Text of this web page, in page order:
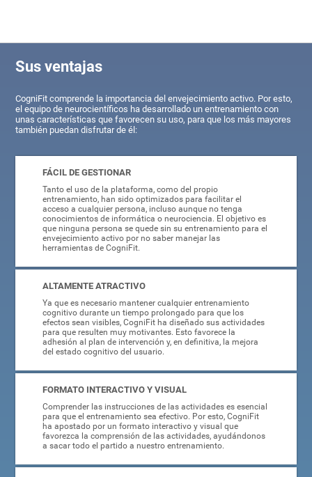
Sus ventajas
CogniFit comprende la importancia del envejecimiento activo. Por esto,
el equipo de neurocientíficos ha desarrollado un entrenamiento con
unas características que favorecen su uso, para que los más mayores
también puedan disfrutar de él:
FÁCIL DE GESTIONAR
Tanto el uso de la plataforma, como del propio
entrenamiento, han sido optimizados para facilitar el
acceso a cualquier persona, incluso aunque no tenga
conocimientos de informática o neurociencia. El objetivo es
que ninguna persona se quede sin su entrenamiento para el
envejecimiento activo por no saber manejar las
herramientas de CogniFit.
ALTAMENTE ATRACTIVO
Ya que es necesario mantener cualquier entrenamiento
cognitivo durante un tiempo prolongado para que los
efectos sean visibles, CogniFit ha diseñado sus actividades
para que resulten muy motivantes. Esto favorece la
adhesión al plan de intervención y, en definitiva, la mejora
del estado cognitivo del usuario.
FORMATO INTERACTIVO Y VISUAL
Comprender las instrucciones de las actividades es esencial
para que el entrenamiento sea efectivo. Por esto, CogniFit
ha apostado por un formato interactivo y visual que
favorezca la comprensión de las actividades, ayudándonos
a sacar todo el partido a nuestro entrenamiento.